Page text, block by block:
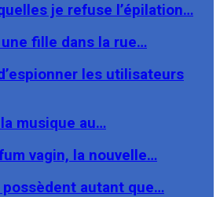
je refuse l’épilation…
fille dans la rue…
les utilisateurs
musique au…
vagin, la nouvelle…
autant que…